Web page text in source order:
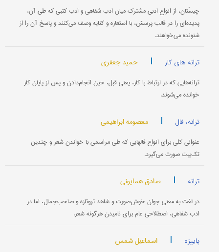
چیسْتان، از انواع ادبی مشترک میان ادب شفاهی و ادب کتبی که طی آن،
پدیده‌ای را در قالب پرسش، با استعاره و کنایه وصف می‌کنند و پاسخ آن را از
شنونده می‌خواهند.
ترانه های کار | حمید جعفری
ترانه‌هایی که در ارتباط با کار، یعنی قبل، حین انجام‌دادن و پس از پایان کار
خوانده می‌شوند.
ترانه، فال | معصومه ابراهیمی
عنوانی کلی برای انواع فالهایی که طی مراسمی با خواندن شعر و چندین
تک‌بیت صورت می‌گیرد.
ترانه | صادق همایونی
در لغت به معنی جوان خوش‌صورت و شاهد‌‌ تر‌و‌تازه و صاحب‌جمال، اما در
ادب شفاهی، اصطلاحی عام برای نامیدن هرگونه شعر.
پاییزه | اسماعیل شمس